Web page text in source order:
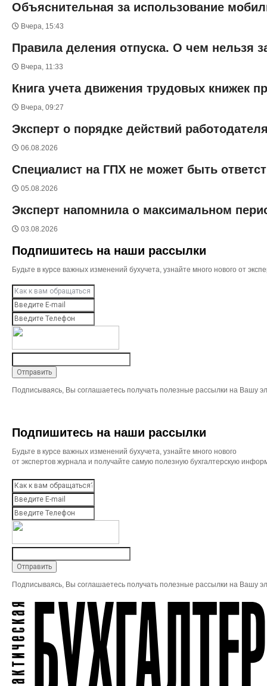
Объяснительная за использование
Вчера, 15:43
Правила деления отпуска. О чем нельзя
Вчера, 11:33
Книга учета движения трудовых книжек
Вчера, 09:27
Эксперт о порядке действий
06.08.2026
Специалист на ГПХ не может быть
05.08.2026
Эксперт напомнила о максимальном
03.08.2026
Подпишитесь на наши рассылки
Будьте в курсе важных изменений бухучета, узнайте много нового от
Подписываясь, Вы соглашаетесь получать полезные рассылки на Вашу
Подпишитесь на наши рассылки
Будьте в курсе важных изменений бухучета, узнайте много нового
от экспертов журнала и получайте самую полезную бухгалтерскую
Подписываясь, Вы соглашаетесь получать полезные рассылки на Вашу